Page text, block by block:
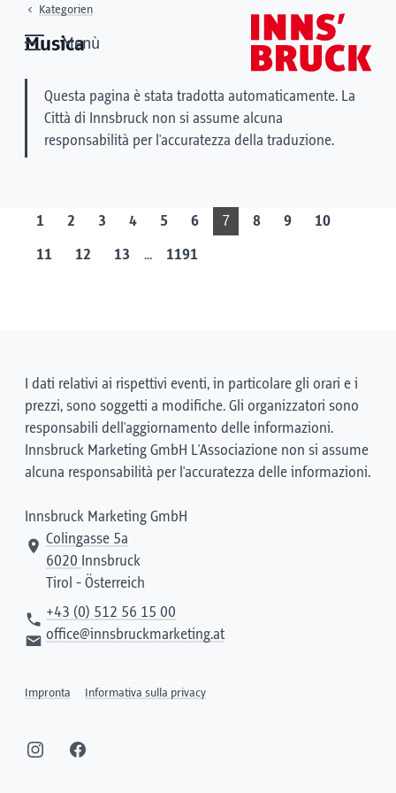
Menù
Kategorien
Musica
Questa pagina è stata tradotta automaticamente. La
Città di Innsbruck non si assume alcuna
responsabilità per l'accuratezza della traduzione.
1 2 3 4 5 6 7 8 9 10
11 12 13 ... 1191
I dati relativi ai rispettivi eventi, in particolare gli orari e i
prezzi, sono soggetti a modifiche. Gli organizzatori sono
responsabili dell'aggiornamento delle informazioni.
Innsbruck Marketing GmbH L'Associazione non si assume
alcuna responsabilità per l'accuratezza delle informazioni.
Innsbruck Marketing GmbH
Colingasse 5a
6020 Innsbruck
Tirol - Österreich
+43 (0) 512 56 15 00
office@innsbruckmarketing.at
Impronta Informativa sulla privacy